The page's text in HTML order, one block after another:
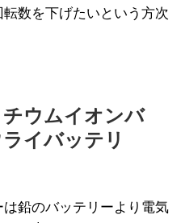
数を下げたいという方次
チウムイオンバ
イバッテリ
鉛のバッテリーより電気